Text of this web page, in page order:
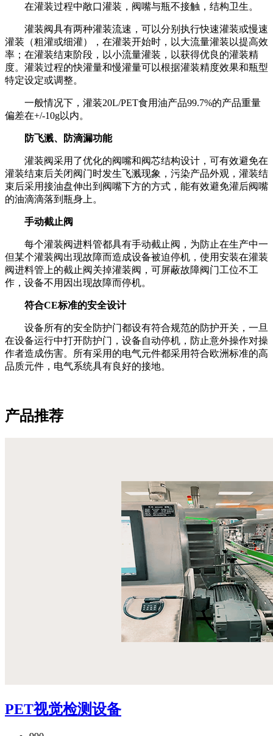
在灌装过程中敞口灌装，阀嘴与瓶不接触，结构卫生。
灌装阀具有两种灌装流速，可以分别执行快速灌装或慢速
灌装（粗灌或细灌），在灌装开始时，以大流量灌装以提高效
率；在灌装结束阶段，以小流量灌装，以获得优良的灌装精
度。灌装过程的快灌量和慢灌量可以根据灌装精度效果和瓶型
特定设定或调整。
一般情况下，灌装20L/PET食用油产品99.7%的产品重量
偏差在+/-10g以内。
防飞溅、防滴漏功能
灌装阀采用了优化的阀嘴和阀芯结构设计，可有效避免在
灌装结束后关闭阀门时发生飞溅现象，污染产品外观，灌装结
束后采用接油盘伸出到阀嘴下方的方式，能有效避免灌后阀嘴
的油滴滴落到瓶身上。
手动截止阀
每个灌装阀进料管都具有手动截止阀，为防止在生产中一
但某个灌装阀出现故障而造成设备被迫停机，使用安装在灌装
阀进料管上的截止阀关掉灌装阀，可屏蔽故障阀门工位不工
作，设备不用因出现故障而停机。
符合CE标准的安全设计
设备所有的安全防护门都设有符合规范的防护开关，一旦
在设备运行中打开防护门，设备自动停机，防止意外操作对操
作者造成伤害。所有采用的电气元件都采用符合欧洲标准的高
品质元件，电气系统具有良好的接地。
产品推荐
PET视觉检测设备